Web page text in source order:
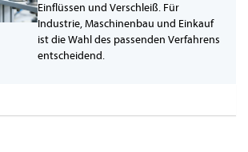
Einflüssen und Verschleiß. Für
Industrie, Maschinenbau und Einkauf
ist die Wahl des passenden Verfahrens
entscheidend.